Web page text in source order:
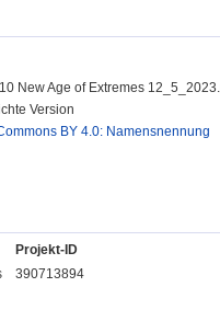
New Age of Extremes
Version
BY 4.0: Namensnennung
Projekt-ID
390713894